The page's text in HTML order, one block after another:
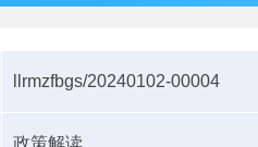
llrmzfbgs/20240102-00004
政策解读